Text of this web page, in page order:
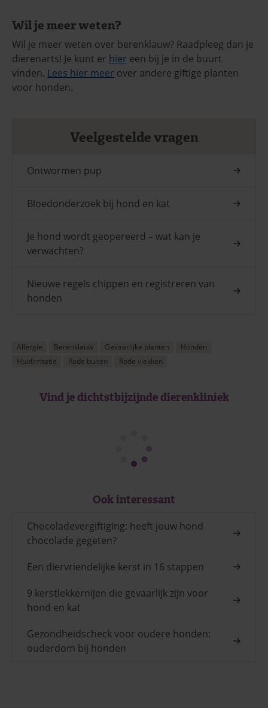
Wil je meer weten?
Wil je meer weten over berenklauw? Raadpleeg dan je
dierenarts! Je kunt er hier een bij je in de buurt
vinden. Lees hier meer over andere giftige planten
voor honden.
Veelgestelde vragen
Ontwormen pup
Bloedonderzoek bij hond en kat
Je hond wordt geopereerd – wat kan je
verwachten?
Nieuwe regels chippen en registreren van
honden
Allergie Berenklauw Gevaarlijke planten
Honden
Huidirritatie
Rode bulten Rode vlekken
Vind je dichtstbijzijnde dierenkliniek
Ook interessant
Chocoladevergiftiging: heeft jouw hond
chocolade gegeten?
Een diervriendelijke kerst in 16 stappen
9 kerstlekkernijen die gevaarlijk zijn voor
hond en kat
Gezondheidscheck voor oudere honden:
ouderdom bij honden